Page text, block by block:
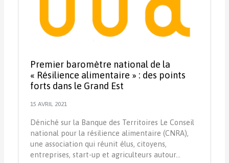
Premier baromètre national de la
« Résilience alimentaire » : des points
forts dans le Grand Est
15 AVRIL 2021
Déniché sur la Banque des Territoires Le Conseil
national pour la résilience alimentaire (CNRA),
une association qui réunit élus, citoyens,
entreprises, start-up et agriculteurs autour…